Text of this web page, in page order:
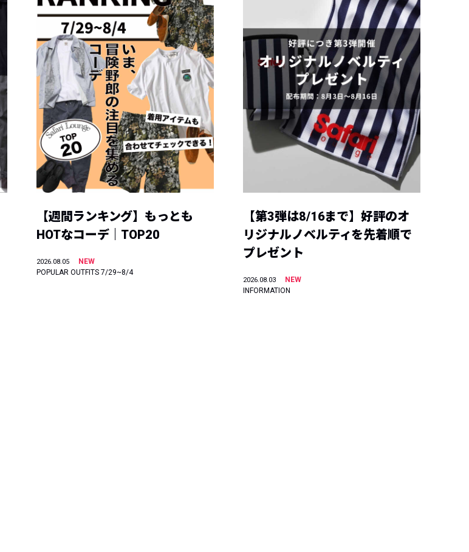
【週間ランキング】もっとも
HOTなコーデ｜TOP20
2026.08.05
NEW
POPULAR OUTFITS 7/29~8/4
【第3弾は8/16まで】好評のオ
リジナルノベルティを先着順で
プレゼント
2026.08.03
NEW
INFORMATION